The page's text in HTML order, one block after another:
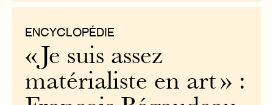
ENCYCLOPÉDIE
« Je suis assez
matérialiste en art » :